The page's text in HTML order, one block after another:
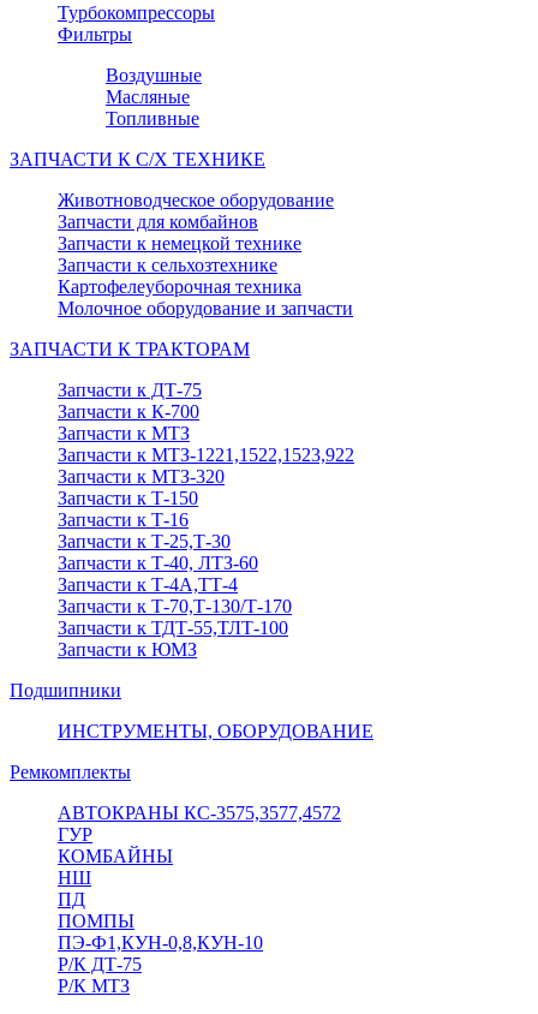
Турбокомпрессоры
Фильтры
Воздушные
Масляные
Топливные
ЗАПЧАСТИ К С/Х ТЕХНИКЕ
Животноводческое оборудование
Запчасти для комбайнов
Запчасти к немецкой технике
Запчасти к сельхозтехнике
Картофелеуборочная техника
Молочное оборудование и запчасти
ЗАПЧАСТИ К ТРАКТОРАМ
Запчасти к ДТ-75
Запчасти к К-700
Запчасти к МТЗ
Запчасти к МТЗ-1221,1522,1523,922
Запчасти к МТЗ-320
Запчасти к Т-150
Запчасти к Т-16
Запчасти к Т-25,Т-30
Запчасти к Т-40, ЛТЗ-60
Запчасти к Т-4А,ТТ-4
Запчасти к Т-70,Т-130/Т-170
Запчасти к ТДТ-55,ТЛТ-100
Запчасти к ЮМЗ
Подшипники
ИНСТРУМЕНТЫ, ОБОРУДОВАНИЕ
Ремкомплекты
АВТОКРАНЫ КС-3575,3577,4572
ГУР
КОМБАЙНЫ
НШ
ПД
ПОМПЫ
ПЭ-Ф1,КУН-0,8,КУН-10
Р/К ДТ-75
Р/К МТЗ